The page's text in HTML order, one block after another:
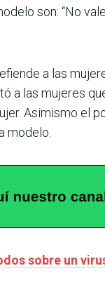
son: “No
a las
a las mujeres
Asimismo el
modelo.
sobre un